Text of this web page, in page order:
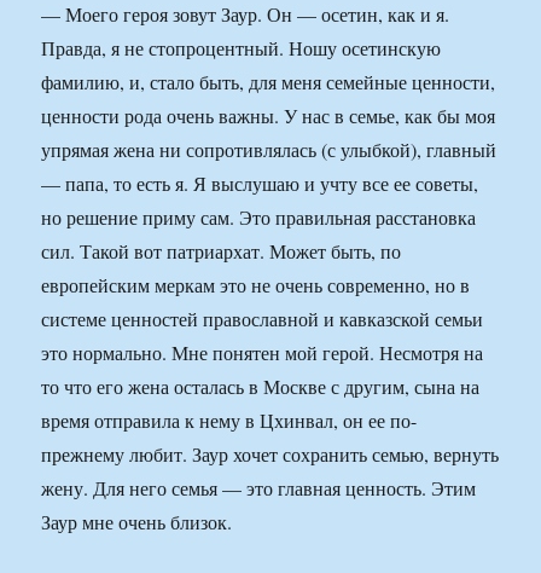
— Моего героя зовут Заур. Он — осетин, как и я.
Правда, я не стопроцентный. Ношу осетинскую
фамилию, и, стало быть, для меня семейные ценности,
ценности рода очень важны. У нас в семье, как бы моя
упрямая жена ни сопротивлялась (с улыбкой), главный
— папа, то есть я. Я выслушаю и учту все ее советы,
но решение приму сам. Это правильная расстановка
сил. Такой вот патриархат. Может быть, по
европейским меркам это не очень современно, но в
системе ценностей православной и кавказской семьи
это нормально. Мне понятен мой герой. Несмотря на
то что его жена осталась в Москве с другим, сына на
время отправила к нему в Цхинвал, он ее по-
прежнему любит. Заур хочет сохранить семью, вернуть
жену. Для него семья — это главная ценность. Этим
Заур мне очень близок.